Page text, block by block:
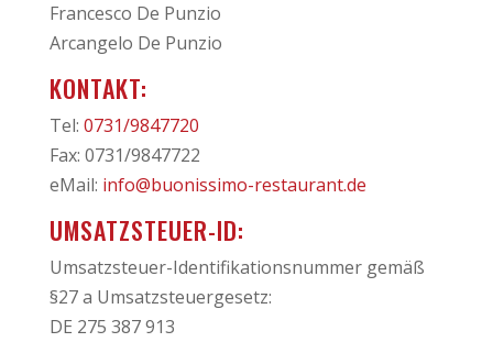
Francesco De Punzio
Arcangelo De Punzio
KONTAKT:
Tel: 0731/9847720
Fax: 0731/9847722
eMail: info@buonissimo-restaurant.de
UMSATZSTEUER-ID:
Umsatzsteuer-Identifikationsnummer gemäß
§27 a Umsatzsteuergesetz:
DE 275 387 913